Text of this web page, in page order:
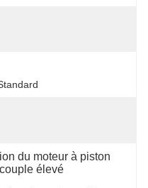
du moteur à piston
élevé